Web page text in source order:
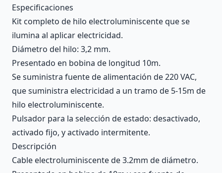
Description
Especificaciones
Kit completo de hilo electroluminiscente que se
ilumina al aplicar electricidad.
Diámetro del hilo: 3,2 mm.
Presentado en bobina de longitud 10m.
Se suministra fuente de alimentación de 220 VAC,
que suministra electricidad a un tramo de 5-15m de
hilo electroluminiscente.
Pulsador para la selección de estado: desactivado,
activado fijo, y activado intermitente.
Descripción
Cable electroluminiscente de 3.2mm de diámetro.